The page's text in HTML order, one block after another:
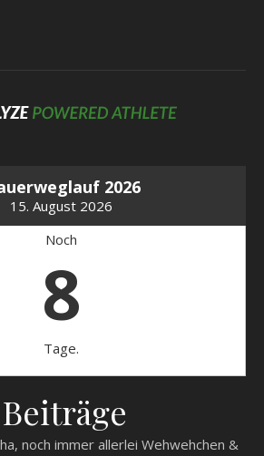
2026
15. August 2026
Noch
8
Tage.
noch immer allerlei Wehwehchen &